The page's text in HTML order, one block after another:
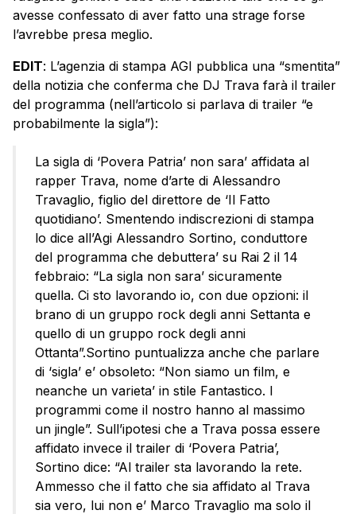
avesse confessato di aver fatto una strage forse
l’avrebbe presa meglio.
EDIT: L’agenzia di stampa AGI pubblica una “smentita”
della notizia che conferma che DJ Trava farà il trailer
del programma (nell’articolo si parlava di trailer “e
probabilmente la sigla”):
La sigla di ‘Povera Patria’ non sara’ affidata al
rapper Trava, nome d’arte di Alessandro
Travaglio, figlio del direttore de ‘Il Fatto
quotidiano’. Smentendo indiscrezioni di stampa
lo dice all’Agi Alessandro Sortino, conduttore
del programma che debuttera’ su Rai 2 il 14
febbraio: “La sigla non sara’ sicuramente
quella. Ci sto lavorando io, con due opzioni: il
brano di un gruppo rock degli anni Settanta e
quello di un gruppo rock degli anni
Ottanta”.Sortino puntualizza anche che parlare
di ‘sigla’ e’ obsoleto: “Non siamo un film, e
neanche un varieta’ in stile Fantastico. I
programmi come il nostro hanno al massimo
un jingle”. Sull’ipotesi che a Trava possa essere
affidato invece il trailer di ‘Povera Patria’,
Sortino dice: “Al trailer sta lavorando la rete.
Ammesso che il fatto che sia affidato al Trava
sia vero, lui non e’ Marco Travaglio ma solo il